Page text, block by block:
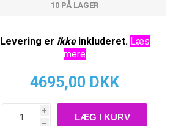
10 PÅ LAGER
Levering er ikkeinkluderet. Læs
mere
4695,00 DKK
i
h